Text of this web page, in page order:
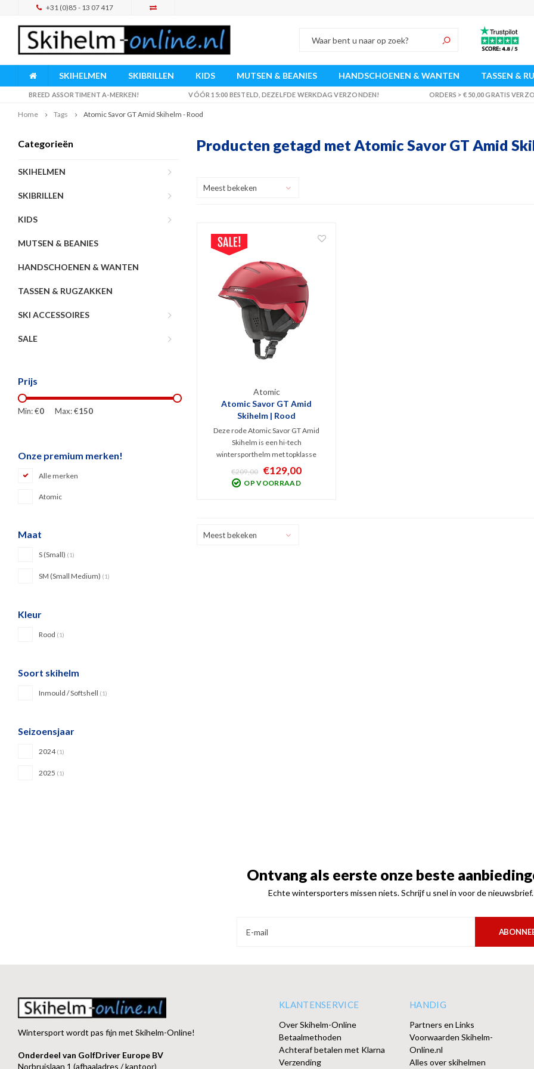
+31 (0)85 - 13 07 417
SKIHELMEN SKIBRILLEN KIDS MUTSEN & BEANIES HANDSCHOENEN & WANTEN TASSEN &
BREED ASSORTIMENT A-MERKEN! VÓÓR 15:00 BESTELD, DEZELFDE WERKDAG VERZONDEN! ORDERS > € 50,00 GRATIS
Home Tags Atomic Savor GT Amid Skihelm - Rood
Categorieën
SKIHELMEN
SKIBRILLEN
KIDS
MUTSEN & BEANIES
HANDSCHOENEN & WANTEN
TASSEN & RUGZAKKEN
SKI ACCESSOIRES
SALE
Prijs
Min: €0 Max: €150
Onze premium merken!
Alle merken
Atomic
Maat
S (Small) (1)
SM (Small Medium) (1)
Kleur
Rood (1)
Soort skihelm
Inmould / Softshell (1)
Seizoensjaar
2024(1)
2025 (1)
Producten getagd met Atomic Savor GT Amid
Meest bekeken
Atomic
Atomic Savor GT Amid
Skihelm | Rood
Deze rode Atomic Savor GT Amid
Skihelm is een hi-tech
wintersporthelm met topklasse
veiligheidstechnologieën als AMID
en Holo Core. Stevige Tri-Brid
constructie waarbij het 360° Live Fit
€209,00 €129,00
OP VOORRAAD
Meest bekeken
Ontvang als eerste onze beste
Echte wintersporters missen niets. Schrijf u snel in voor de nieuwsbrief.
Wintersport wordt pas fijn met Skihelm-Online!
Onderdeel van GolfDriver Europe BV
Norbruislaan 1 (afhaaladres / kantoor)
KLANTENSERVICE
Over Skihelm-Online
Betaalmethoden
Achteraf betalen met Klarna
Verzending
HANDIG
Partners en Links
Voorwaarden Skihelm-
Online.nl
Alles over skihelmen